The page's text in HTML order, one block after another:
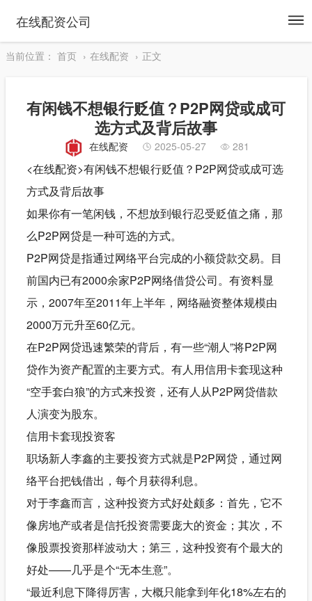
在线配资公司
当前位置： 首页 在线配资 正文
有闲钱不想银行贬值？P2P网贷或成可
选方式及背后故事
在线配资 2025-05-27 281
<在线配资>有闲钱不想银行贬值？P2P网贷或成可选
方式及背后故事
如果你有一笔闲钱，不想放到银行忍受贬值之痛，那
么P2P网贷是一种可选的方式。
P2P网贷是指通过网络平台完成的小额贷款交易。目
前国内已有2000余家P2P网络借贷公司。有资料显
示，2007年至2011年上半年，网络融资整体规模由
2000万元升至60亿元。
在P2P网贷迅速繁荣的背后，有一些“潮人”将P2P网
贷作为资产配置的主要方式。有人用信用卡套现这种
“空手套白狼”的方式来投资，还有人从P2P网贷借款
人演变为股东。
信用卡套现投资客
职场新人李鑫的主要投资方式就是P2P网贷，通过网
络平台把钱借出，每个月获得利息。
对于李鑫而言，这种投资方式好处颇多：首先，它不
像房地产或者是信托投资需要庞大的资金；其次，不
像股票投资那样波动大；第三，这种投资有个最大的
好处——几乎是个“无本生意”。
“最近利息下降得厉害，大概只能拿到年化18%左右的